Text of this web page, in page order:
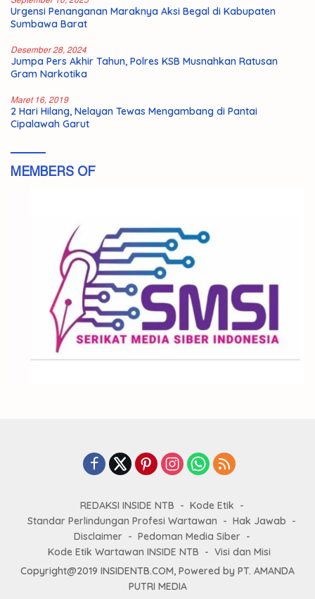
Urgensi Penanganan Maraknya Aksi Begal di Kabupaten
Sumbawa Barat
Desember 28, 2024
Jumpa Pers Akhir Tahun, Polres KSB Musnahkan Ratusan
Gram Narkotika
Maret 16, 2019
2 Hari Hilang, Nelayan Tewas Mengambang di Pantai
Cipalawah Garut
MEMBERS OF
REDAKSI INSIDE NTB
Kode Etik
Standar Perlindungan Profesi Wartawan
Hak Jawab
Disclaimer
Pedoman Media Siber
Kode Etik Wartawan INSIDE NTB
Visi dan Misi
Copyright@2019 INSIDENTB.COM, Powered by PT. AMANDA
PUTRI MEDIA